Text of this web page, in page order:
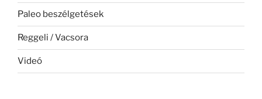
Paleo beszélgetések
Reggeli / Vacsora
Videó